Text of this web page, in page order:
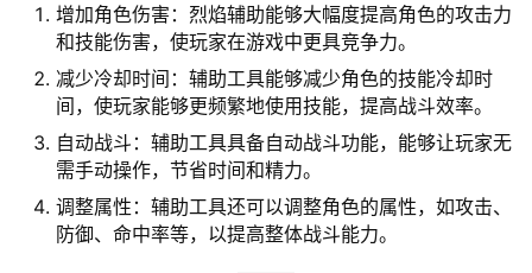
增加角色伤害：烈焰辅助能够大幅度提高角色的攻击力
和技能伤害，使玩家在游戏中更具竞争力。
减少冷却时间：辅助工具能够减少角色的技能冷却时
间，使玩家能够更频繁地使用技能，提高战斗效率。
自动战斗：辅助工具具备自动战斗功能，能够让玩家无
需手动操作，节省时间和精力。
调整属性：辅助工具还可以调整角色的属性，如攻击、
防御、命中率等，以提高整体战斗能力。